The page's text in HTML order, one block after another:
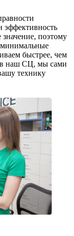
эффективность
поэтому
быстрее, чем
в наш СЦ, мы сами
технику